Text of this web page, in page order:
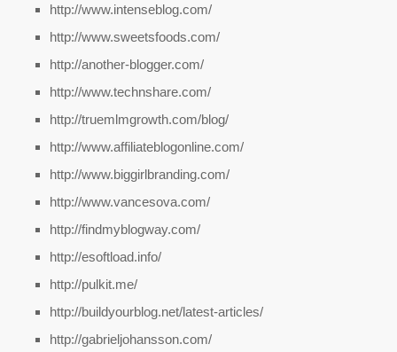
http://www.intenseblog.com/
http://www.sweetsfoods.com/
http://another-blogger.com/
http://www.technshare.com/
http://truemlmgrowth.com/blog/
http://www.affiliateblogonline.com/
http://www.biggirlbranding.com/
http://www.vancesova.com/
http://findmyblogway.com/
http://esoftload.info/
http://pulkit.me/
http://buildyourblog.net/latest-articles/
http://gabrieljohansson.com/